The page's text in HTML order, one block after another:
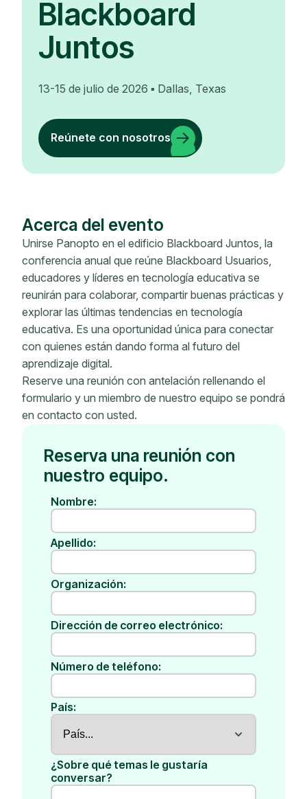
Blackboard
Juntos
13-15 de julio de 2026 ▪ Dallas, Texas
Reúnete con nosotros
Acerca del evento
Unirse Panopto en el edificio Blackboard Juntos, la
conferencia anual que reúne Blackboard Usuarios,
educadores y líderes en tecnología educativa se
reunirán para colaborar, compartir buenas prácticas y
explorar las últimas tendencias en tecnología
educativa. Es una oportunidad única para conectar
con quienes están dando forma al futuro del
aprendizaje digital.
Reserve una reunión con antelación rellenando el
formulario y un miembro de nuestro equipo se pondrá
en contacto con usted.
Reserva una reunión con
nuestro equipo.
Nombre:
Apellido:
Organización:
Dirección de correo electrónico:
Número de teléfono:
País:
¿Sobre qué temas le gustaría
conversar?